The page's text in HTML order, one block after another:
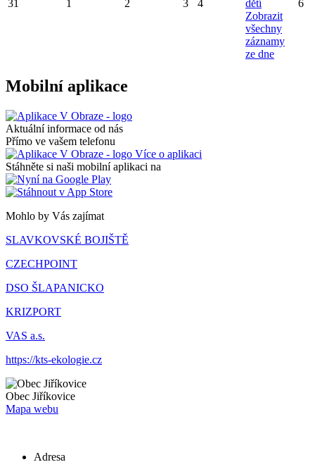
31 1 2 3 4
dětí
Zobrazit
všechny
záznamy
ze dne
6
Mobilní aplikace
Aktuální informace od nás
Přímo ve vašem telefonu
Více o aplikaci
Stáhněte si naši mobilní aplikaci na
Mohlo by Vás zajímat
SLAVKOVSKÉ BOJIŠTĚ
CZECHPOINT
DSO ŠLAPANICKO
KRIZPORT
VAS a.s.
https://kts-ekologie.cz
Obec Jiříkovice
Mapa webu
Adresa